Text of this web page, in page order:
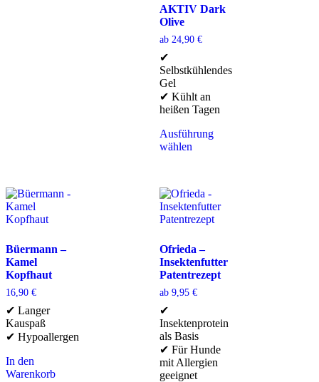
AKTIV Dark
Olive
ab 24,90 €
✔
Selbstkühlendes
Gel
✔ Kühlt an
heißen Tagen
Ausführung
wählen
Büermann –
Kamel
Kopfhaut
16,90 €
✔ Langer
Kauspaß
✔ Hypoallergen
In den
Warenkorb
Ofrieda –
Insektenfutter
Patentrezept
ab 9,95 €
✔
Insektenprotein
als Basis
✔ Für Hunde
mit Allergien
geeignet